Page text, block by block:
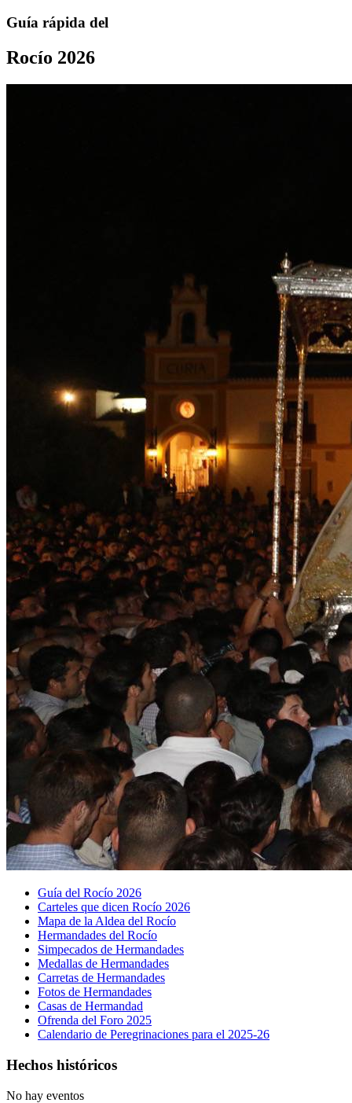
Guía rápida del
Rocío 2026
Guía del Rocío 2026
Carteles que dicen Rocío 2026
Mapa de la Aldea del Rocío
Hermandades del Rocío
Simpecados de Hermandades
Medallas de Hermandades
Carretas de Hermandades
Fotos de Hermandades
Casas de Hermandad
Ofrenda del Foro 2025
Calendario de Peregrinaciones para el 2025-26
Hechos históricos
No hay eventos